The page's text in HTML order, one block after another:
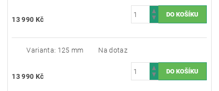
13 990 Kč
Varianta: 125 mm Na dotaz
13 990 Kč